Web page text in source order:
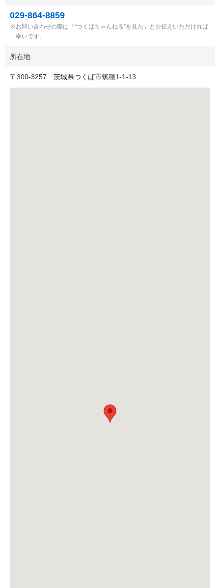
029-864-8859
お問い合わせの際は「“つくばちゃんねる”を見た」とお伝えいただければ
幸いです。
所在地
〒 300-3257 茨城県つくば市筑穂1-1-13